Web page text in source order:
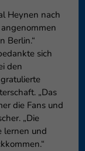
Heynen nach
Berlin.“
sich
den
„Das
die Fans und
„Die
lernen und